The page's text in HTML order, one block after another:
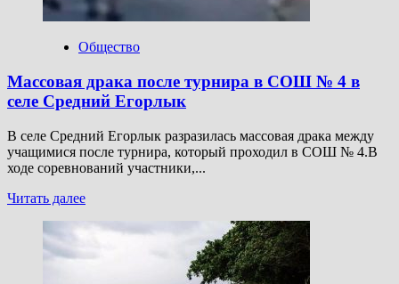
Общество
Массовая драка после турнира в СОШ № 4 в
селе Средний Егорлык
В селе Средний Егорлык разразилась массовая драка между
учащимися после турнира, который проходил в СОШ № 4.В
ходе соревнований участники,...
Читать далееПрочитать
о
драка